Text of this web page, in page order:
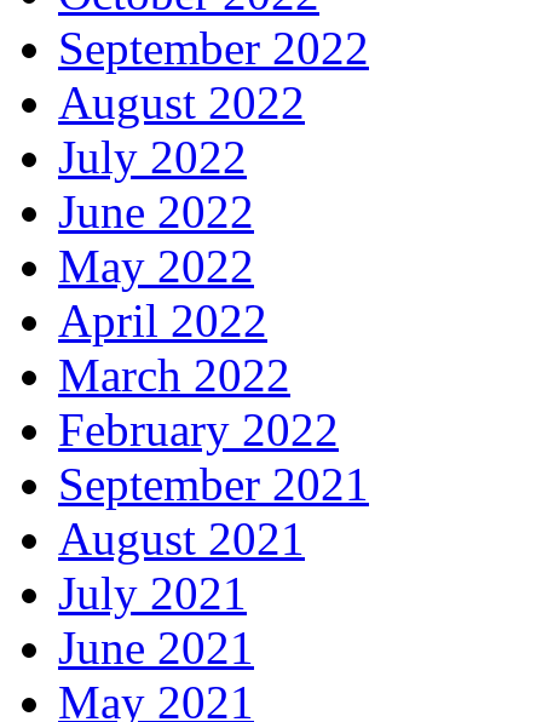
September 2022
August 2022
July 2022
June 2022
May 2022
April 2022
March 2022
February 2022
September 2021
August 2021
July 2021
June 2021
May 2021